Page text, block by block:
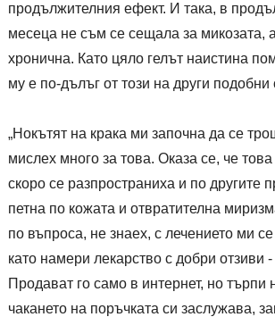
продължителния ефект. И така, в
месеца не съм се сещала за микозата,
хронична. Като цяло гелът наистина
му е по-дълъг от този на други подобни
„Нокътят на крака ми започна да се
мислех много за това. Оказа се, че това
скоро се разпространиха и по другите
петна по кожата и отвратителна
по въпроса, не знаех, с лечението ми
като намери лекарство с добри отзиви
Продават го само в интернет, но търпи
чакането на поръчката си заслужава,